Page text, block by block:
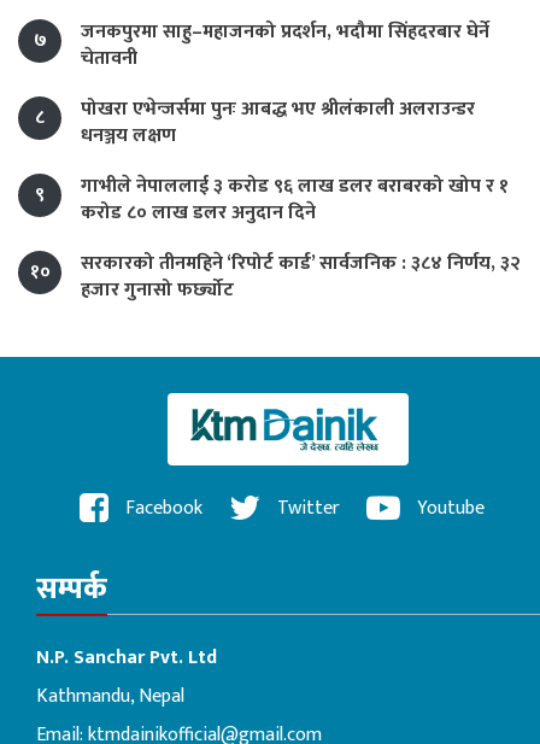
७
जनकपुरमा साहु–महाजनको प्रदर्शन, भदौमा सिंहदरबार घेर्ने
चेतावनी
८
पोखरा एभेन्जर्समा पुनः आबद्ध भए श्रीलंकाली अलराउन्डर
धनञ्जय लक्षण
९
गाभीले नेपाललाई ३ करोड ९६ लाख डलर बराबरको खोप र १
करोड ८० लाख डलर अनुदान दिने
१०
सरकारको तीनमहिने ‘रिपोर्ट कार्ड’ सार्वजनिक : ३८४ निर्णय, ३२
हजार गुनासो फर्छ्योट
Facebook Twitter Youtube
सम्पर्क
N.P. Sanchar Pvt. Ltd
Kathmandu, Nepal
Email:ktmdainikofficial@gmail.com